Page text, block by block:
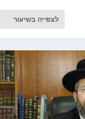
לצפייה בשיעור